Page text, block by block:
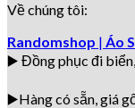
Về chúng tôi:
Randomshop | Áo
▶️ Đồng phục đi biển
▶️Hàng có sẵn, giá